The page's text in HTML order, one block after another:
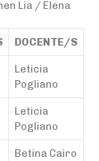
Lia / Elena
DOCENTE/S
Leticia
Pogliano
Leticia
Pogliano
Betina Cairo